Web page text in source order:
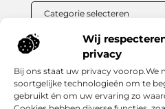
Wij
privacy
Bij ons staat uw privacy voorop.We
soortgelijke technologieën om te
gebruikt én om uw ervaring zo
Onze informatie